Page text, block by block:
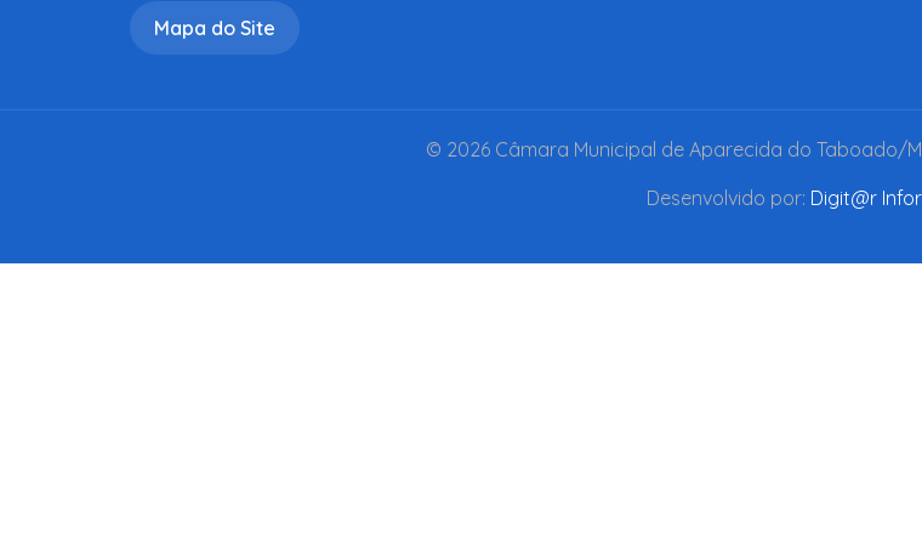
Mapa do Site
© 2026 Câmara Municipal de Aparecida do Taboado/
Desenvolvido por: Digit@r